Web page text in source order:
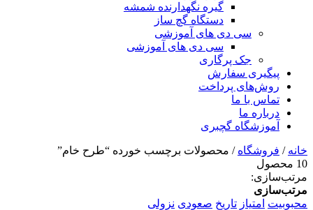
گیره نگهدارنده شمشه
دستگاه گچ ساز
سی دی های آموزشی
سی دی های آموزشی
جک پرگاری
پیگیری سفارش
روش‌های پرداخت
تماس با ما
درباره ما
آموزشگاه گچبری
خانه / فروشگاه / محصولات برچسب خورده “طرح خام”
10 محصول
مرتب‌سازی:
مرتب‌سازی
محبوبیت امتیاز تاریخ صعودی نزولی